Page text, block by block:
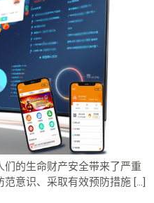
的生命财产安全带来了严重
意识、采取有效预防措施 […]